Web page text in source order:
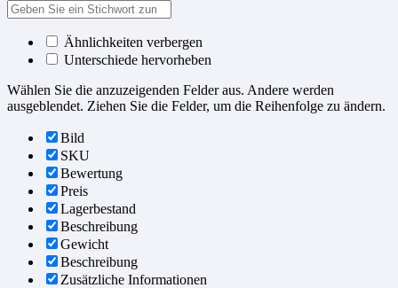
Ähnlichkeiten verbergen
Unterschiede hervorheben
Wählen Sie die anzuzeigenden Felder aus. Andere werden
ausgeblendet. Ziehen Sie die Felder, um die Reihenfolge zu ändern.
Bild
SKU
Bewertung
Preis
Lagerbestand
Beschreibung
Gewicht
Beschreibung
Zusätzliche Informationen